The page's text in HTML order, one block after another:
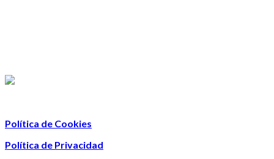
Política de Cookies
Política de Privacidad